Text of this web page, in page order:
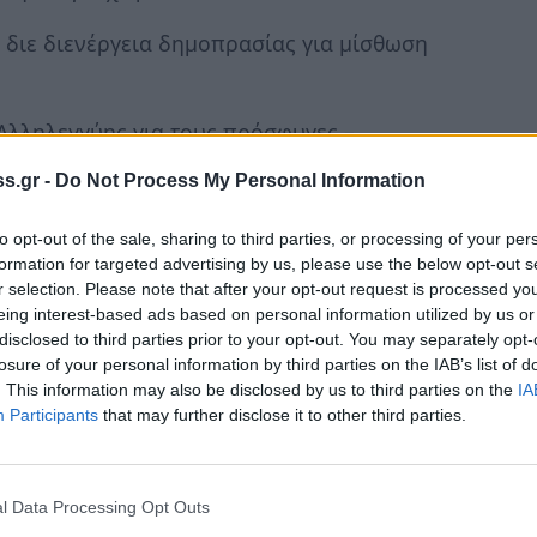
- Do Not Process My Personal Information
opt-out of the sale, sharing to third parties, or processing of your
for targeted advertising by us, please use the below opt-out
selection. Please note that after your opt-out request is processed
interest-based ads based on personal information utilized by us
to third parties prior to your opt-out. You may separately
of your personal information by third parties on the IAB’s list of
This information may also be disclosed by us to third parties on the
Participants that may further disclose it to other third parties.
Data Processing Opt Outs
διενέργεια δημοπρασίας για μίσθωση
για τους πρόσφυγες –
επιτροπής παραλαβής των
της ανωτέρω εκδήλωσης –
«συμπεριφοράς γονέων και παιδιών στην
των προμηθειών που θα
– ψήφιση πίστωσης
Σκάλα Λακωνίας και συγκρότηση
θα απαιτηθούν για την πραγματοποίηση